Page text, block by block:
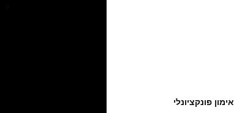
אימון פונקציונלי